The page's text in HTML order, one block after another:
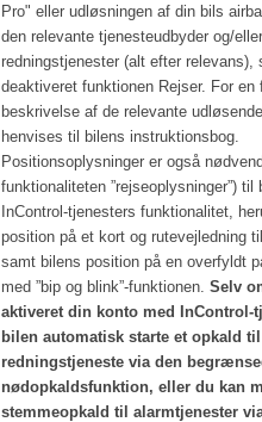
Pro" eller udløsningen af din bils
den relevante tjenesteudbyder og/eller
redningstjenester (alt efter relevans),
deaktiveret funktionen Rejser. For
beskrivelse af de relevante
henvises til bilens instruktionsbog.
Positionsoplysninger er også
funktionaliteten ”rejseoplysninger”) til
InControl-tjenesters funktionalitet,
position på et kort og rutevejledning
samt bilens position på en overfyldt
med ”bip og blink”-funktionen. Selv
aktiveret din konto med InControl-
bilen automatisk starte et opkald
redningstjeneste via den
nødopkaldsfunktion, eller du kan
stemmeopkald til alarmtjenester